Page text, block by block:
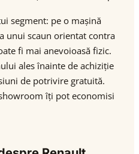
segment: pe o mașină
unui scaun orientat contra
fi mai anevoioasă fizic.
ales înainte de achiziție
de potrivire gratuită.
îți pot economisi